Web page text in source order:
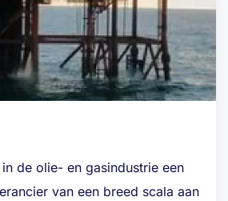
de olie- en gasindustrie een
van een breed scala aan